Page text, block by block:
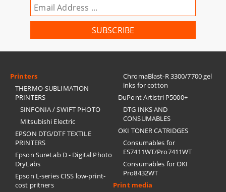
Printers
THERMO-SUBLIMATION
PRINTERS
SINFONIA / SWIFT PHOTO
Mitsubishi Electric
EPSON DTG/DTF TEXTILE
PRINTERS
Epson SureLab D - Digital Photo
DryLabs
Epson L-series CISS low-print-
cost pritners
ChromaBlast-R 3300/7700 gel
inks for cotton
DuPont Artistri P5000+
DTG INKS AND
CONSUMABLES
OKI TONER CATRIDGES
Consumables for
ES7411WT/Pro7411WT
Consumables for OKI
Pro8432WT
Print media